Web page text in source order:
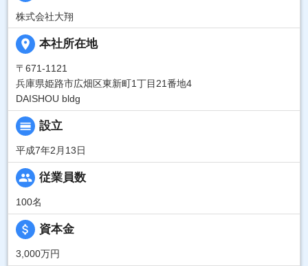
株式会社大翔
place 本社所在地
〒671-1121
兵庫県姫路市広畑区東新町1丁目21番地4
DAISHOU bldg
calendar_view_day 設立
平成7年2月13日
people 従業員数
100名
attach_money 資本金
3,000万円